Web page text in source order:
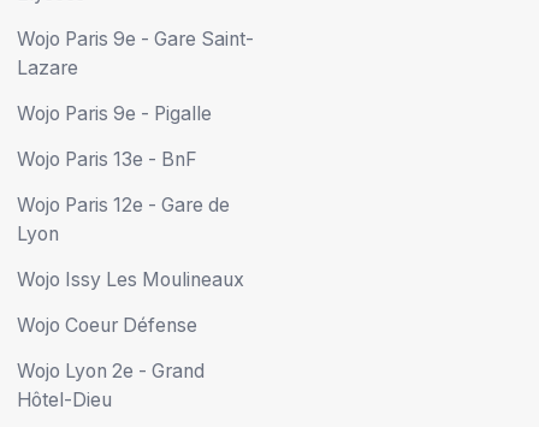
Wojo Paris 9e - Gare Saint-
Lazare
Wojo Paris 9e - Pigalle
Wojo Paris 13e - BnF
Wojo Paris 12e - Gare de
Lyon
Wojo Issy Les Moulineaux
Wojo Coeur Défense
Wojo Lyon 2e - Grand
Hôtel-Dieu